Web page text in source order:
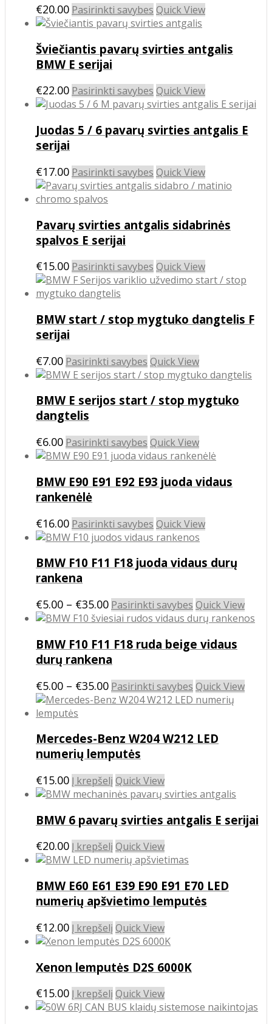
€20.00 Pasirinkti savybes This
product
multiple
options
may
chosen
product
page
Quick View
Šviečiantis pavarų svirties antgalis
BMW E serijai
€22.00 Pasirinkti savybes This
product
multiple
options
may
on
page
Quick View
Juodas 5 / 6 pavarų svirties antgalis E
serijai
€17.00 Pasirinkti savybes This
product
variants.
may
be
the
product
Quick View
Pavarų svirties antgalis sidabrinės
spalvos E serijai
€15.00 Pasirinkti savybes This
product
variants.
may
be
chosen
on
page
Quick View
BMW start / stop mygtuko dangtelis F
serijai
€7.00 Pasirinkti savybes This
product
multiple
options
may
chosen
on
product
page
Quick View
BMW E serijos start / stop mygtuko
dangtelis
€6.00 Pasirinkti savybes This
product
multiple
options
may
chosen
product
page
Quick View
BMW E90 E91 E92 E93 juoda vidaus
rankenėlė
€16.00 Pasirinkti savybes This
product
multiple
options
may
chosen
product
page
Quick View
BMW F10 F11 F18 juoda vidaus durų
rankena
€5.00 – €35.00Price
range:
through
€35.00
Pasirinkti savybes This
product
multiple
options
may
on
Quick View
BMW F10 F11 F18 ruda beige vidaus
durų rankena
€5.00 – €35.00Price
range:
€35.00
Pasirinkti savybes This
product
variants.
be
chosen
on
Quick View
Mercedes-Benz W204 W212 LED
numerių lemputės
€15.00 Į krepšelį Quick View
BMW 6 pavarų svirties antgalis E serijai
€20.00 Į krepšelį Quick View
BMW E60 E61 E39 E90 E91 E70 LED
numerių apšvietimo lemputės
€12.00 Į krepšelį Quick View
Xenon lemputės D2S 6000K
€15.00 Į krepšelį Quick View